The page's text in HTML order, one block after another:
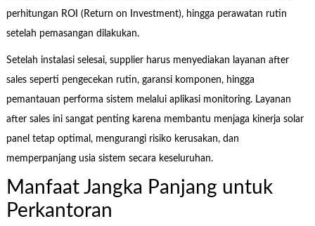
perhitungan ROI (Return on Investment), hingga perawatan rutin
setelah pemasangan dilakukan.
Setelah instalasi selesai, supplier harus menyediakan layanan after
sales seperti pengecekan rutin, garansi komponen, hingga
pemantauan performa sistem melalui aplikasi monitoring. Layanan
after sales ini sangat penting karena membantu menjaga kinerja solar
panel tetap optimal, mengurangi risiko kerusakan, dan
memperpanjang usia sistem secara keseluruhan.
Manfaat Jangka Panjang untuk
Perkantoran